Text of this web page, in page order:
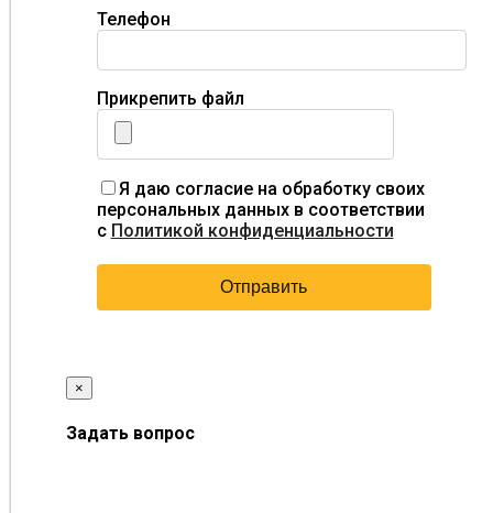
Телефон
Прикрепить файл
Я даю согласие на обработку своих
персональных данных в соответствии
с Политикой конфиденциальности
×
Задать вопрос